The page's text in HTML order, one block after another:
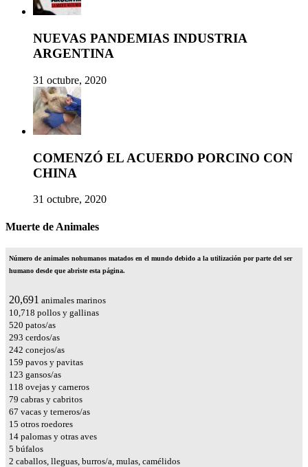
NUEVAS PANDEMIAS INDUSTRIA
ARGENTINA
31 octubre, 2020
COMENZÓ EL ACUERDO PORCINO CON
CHINA
31 octubre, 2020
Muerte de Animales
Número de animales nohumanos matados en el mundo debido a la utilización por parte del ser
humano desde que abriste esta página.
24,258 animales marinos
12,566 pollos y gallinas
610 patos/as
344 cerdos/as
284 conejos/as
186 pavos y pavitas
144 gansos/as
139 ovejas y carneros
93 cabras y cabritos
79 vacas y terneros/as
18 otros roedores
17 palomas y otras aves
6 búfalos
2 caballos, lleguas, burros/a, mulas, camélidos